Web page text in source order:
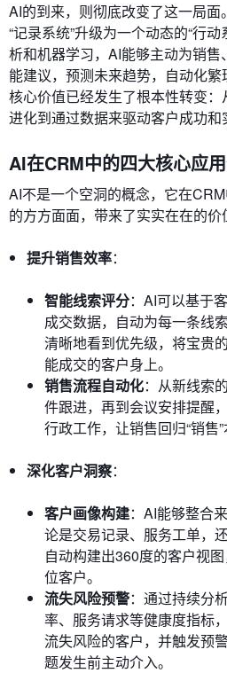
AI的到来，则彻底改变了这一局
“记录系统”升级为一个动态的“行
析和机器学习，AI能够主动为销
能建议，预测未来趋势，自动化
核心价值已经发生了根本性转变：
进化到通过数据来驱动客户成功和
AI在CRM中的四大核心应
AI不是一个空洞的概念，它在
的方方面面，带来了实实在在的价
提升销售效率：
智能线索评分：AI可以基于
成交数据，自动为每一条线
清晰地看到优先级，将宝贵
能成交的客户身上。
销售流程自动化：从新线索
件跟进，再到会议安排提醒
行政工作，让销售回归“销售”
深化客户洞察：
客户画像构建：AI能够整合
论是交易记录、服务工单
自动构建出360度的客户视
位客户。
流失风险预警：通过持续分
率、服务请求等健康度指标
流失风险的客户，并触发预
题发生前主动介入。